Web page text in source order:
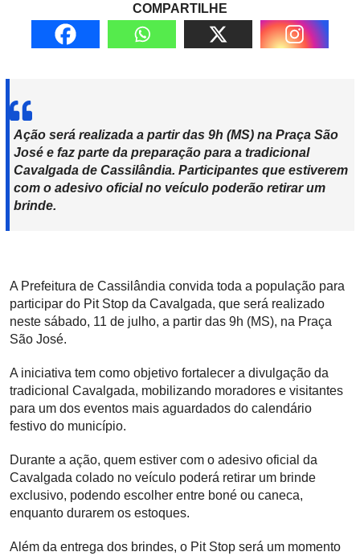
COMPARTILHE
Ação será realizada a partir das 9h (MS) na Praça São
José e faz parte da preparação para a tradicional
Cavalgada de Cassilândia. Participantes que estiverem
com o adesivo oficial no veículo poderão retirar um
brinde.
A Prefeitura de Cassilândia convida toda a população para
participar do Pit Stop da Cavalgada, que será realizado
neste sábado, 11 de julho, a partir das 9h (MS), na Praça
São José.
A iniciativa tem como objetivo fortalecer a divulgação da
tradicional Cavalgada, mobilizando moradores e visitantes
para um dos eventos mais aguardados do calendário
festivo do município.
Durante a ação, quem estiver com o adesivo oficial da
Cavalgada colado no veículo poderá retirar um brinde
exclusivo, podendo escolher entre boné ou caneca,
enquanto durarem os estoques.
Além da entrega dos brindes, o Pit Stop será um momento